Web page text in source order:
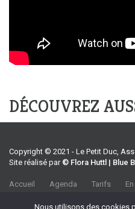
DÉCOUVREZ
Copyright © 2021 - Le Petit Duc,
Site réalisé par © Flora Huttl | Blue
Accueil Agenda Tarifs
Association Théâtre et Chansons
Nous utilisons des cookies